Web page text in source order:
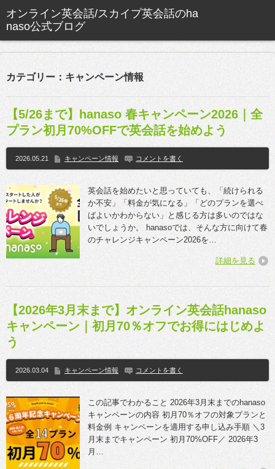
カテゴリー：キャンペーン情報
【5/26まで】hanaso 春キャンペーン2026｜全
プラン初月70%OFFで英会話を始めよう
2026.05.21 キャンペーン情報 コメントを書く
英会話を始めたいと思っていても、「続けられる
か不安」「料金が気になる」「どのプランを選べ
ばよいかわからない」と感じる方は多いのではな
いでしょうか。 hanasoでは、そんな方に向けて春
のチャレンジキャンペーン2026を…
詳細を見る
【2026年3月末まで】オンライン英会話hanaso
キャンペーン｜初月70％オフでお得にはじめよ
う
2026.03.04 キャンペーン情報 コメントを書く
この記事でわかること 2026年3月末までのhanaso
キャンペーンの内容 初月70％オフの対象プランと
料金例 キャンペーンを適用する申し込み手順 ＼3
月末までキャンペーン 初月70%OFF／ 2026年3
月…